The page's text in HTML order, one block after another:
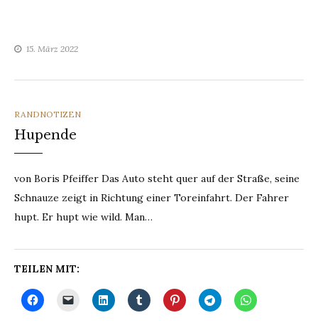
15. März 2022
CATEGORIES
RANDNOTIZEN
Hupende
von Boris Pfeiffer Das Auto steht quer auf der Straße, seine
Schnauze zeigt in Richtung einer Toreinfahrt. Der Fahrer
hupt. Er hupt wie wild. Man…
TEILEN MIT: